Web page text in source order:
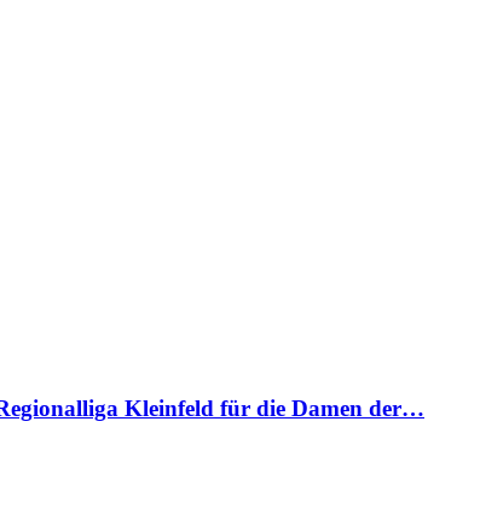
Kleinfeld für die Damen der…